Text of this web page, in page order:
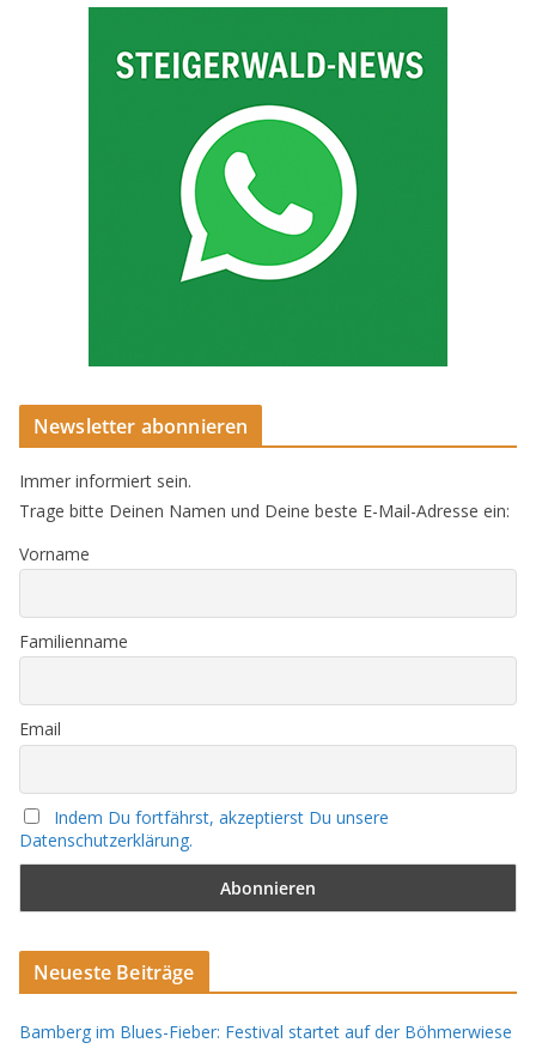
Newsletter abonnieren
Immer informiert sein.
Trage bitte Deinen Namen und Deine beste E-Mail-Adresse ein:
Vorname
Familienname
Email
Indem Du fortfährst, akzeptierst Du unsere
Datenschutzerklärung.
Neueste Beiträge
Bamberg im Blues-Fieber: Festival startet auf der Böhmerwiese